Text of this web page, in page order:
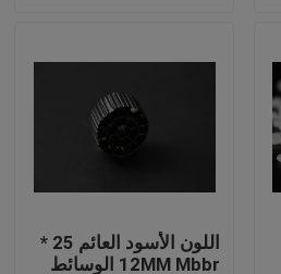
اللون الأسود العائم 25 *
12MM Mbbr الوسائط